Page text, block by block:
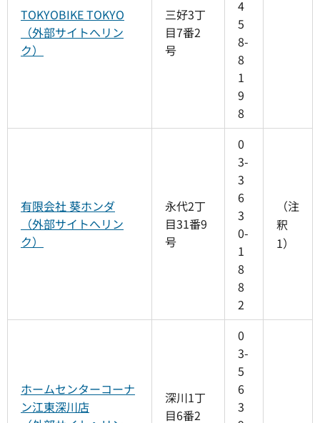
TOKYOBIKE TOKYO
（外部サイトへリン
ク）
三好3丁
目7番2
号
4
5
8-
8
1
9
8
有限会社 葵ホンダ
（外部サイトへリン
ク）
永代2丁
目31番9
号
0
3-
3
6
3
0-
1
8
8
2
（注
釈
1）
ホームセンターコーナ
ン江東深川店
深川1丁
目6番2
0
3-
5
6
3